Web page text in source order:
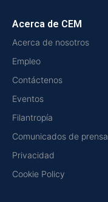
Acerca de CEM
Acerca de nosotros
Empleo
Contáctenos
Eventos
Filantropía
Comunicados de prensa
Privacidad
Cookie Policy